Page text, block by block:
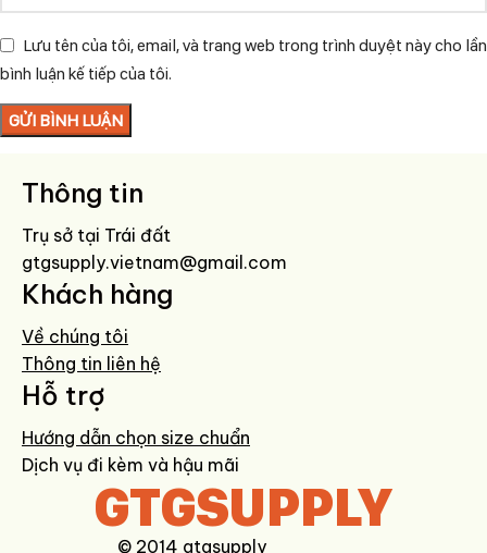
Lưu tên của tôi, email, và trang web trong trình duyệt này cho lần
bình luận kế tiếp của tôi.
Thông tin
Trụ sở tại Trái đất
gtgsupply.vietnam@gmail.com
Khách hàng
Về chúng tôi
Thông tin liên hệ
Hỗ trợ
Hướng dẫn chọn size chuẩn
Dịch vụ đi kèm và hậu mãi
GTGSUPPLY
© 2014 gtgsupply